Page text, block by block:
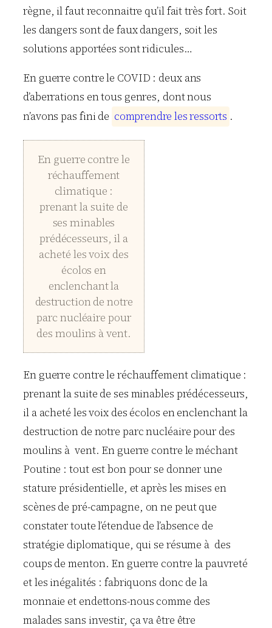
règne, il faut reconnaitre qu’il fait très fort. Soit
les dangers sont de faux dangers, soit les
solutions apportées sont ridicules…
En guerre contre le COVID : deux ans
d’aberrations en tous genres, dont nous
n’avons pas fini de comprendre lesressorts .
En guerre contre le
réchauffement
climatique :
prenant la suite de
ses minables
prédécesseurs, il a
acheté les voix des
écolos en
enclenchant la
destruction de notre
parc nucléaire pour
des moulins à vent.
En guerre contre le réchauffement climatique :
prenant la suite de ses minables prédécesseurs,
il a acheté les voix des écolos en enclenchant la
destruction de notre parc nucléaire pour des
moulins à vent. En guerre contre le méchant
Poutine : tout est bon pour se donner une
stature présidentielle, et après les mises en
scènes de pré-campagne, on ne peut que
constater toute l’étendue de l’absence de
stratégie diplomatique, qui se résume à des
coups de menton. En guerre contre la pauvreté
et les inégalités : fabriquons donc de la
monnaie et endettons-nous comme des
malades sans investir, ça va être être